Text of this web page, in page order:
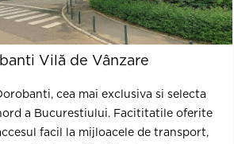
Vilă de Vânzare
cea mai exclusiva si selecta
a Bucurestiului. Facititatile oferite
facil la mijloacele de transport,